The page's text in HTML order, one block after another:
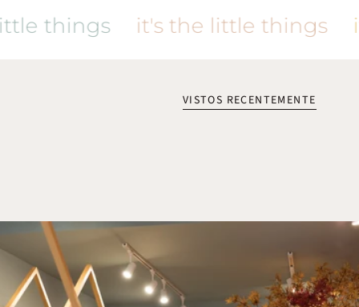
things it's the little things
VISTOS RECENTEMENTE